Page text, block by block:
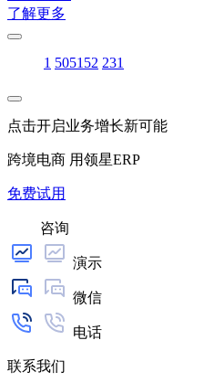
了解更多
1 5051 52 231
点击开启业务增长新可能
跨境电商 用领星ERP
免费试用
咨询
演示
微信
电话
联系我们